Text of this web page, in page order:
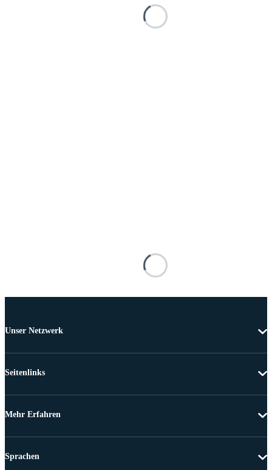
Unser Netzwerk
Seitenlinks
Mehr Erfahren
Sprachen